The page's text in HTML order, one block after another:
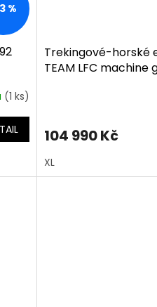
%
(1 ks)
Trekingové-horské
TEAM LFC
104 990 Kč
XL